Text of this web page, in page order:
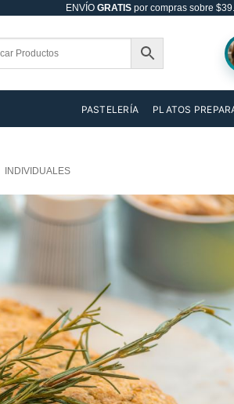
ENVÍO GRATISpor compras sobre
PASTELERÍA PLATOS
INDIVIDUALES